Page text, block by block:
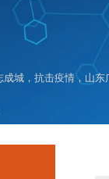
成城，抗击疫情，山东